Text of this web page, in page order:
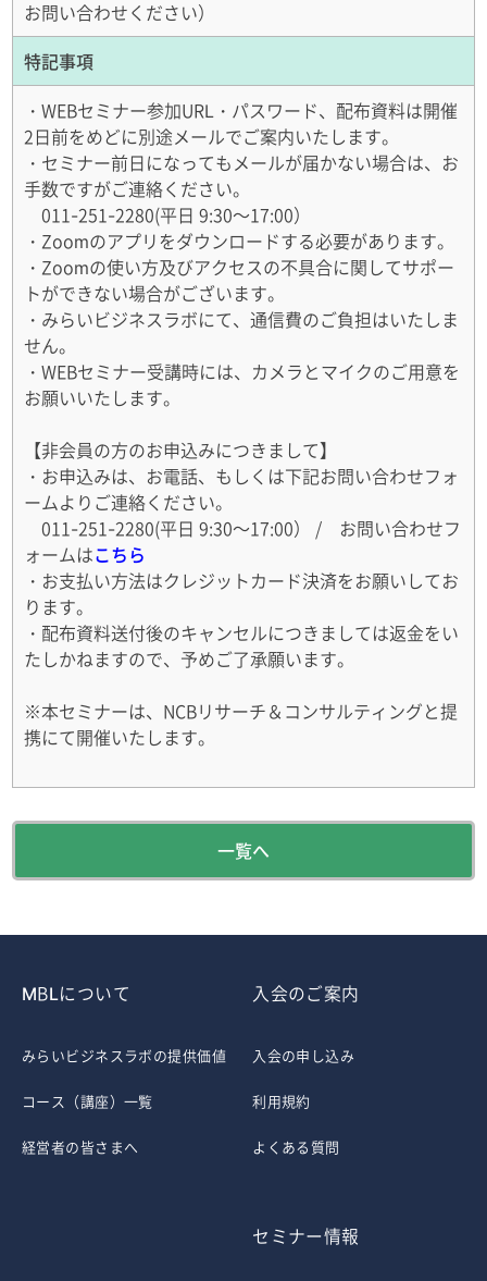
お問い合わせください）
特記事項
・WEBセミナー参加URL・パスワード、配布資料は開催
2日前をめどに別途メールでご案内いたします。
・セミナー前日になってもメールが届かない場合は、お
手数ですがご連絡ください。
011-251-2280(平日 9:30～17:00）
・Zoomのアプリをダウンロードする必要があります。
・Zoomの使い方及びアクセスの不具合に関してサポー
トができない場合がございます。
・みらいビジネスラボにて、通信費のご負担はいたしま
せん。
・WEBセミナー受講時には、カメラとマイクのご用意を
お願いいたします。
【非会員の方のお申込みにつきまして】
・お申込みは、お電話、もしくは下記お問い合わせフォ
ームよりご連絡ください。
011-251-2280(平日 9:30～17:00） / お問い合わせフ
ォームはこちら
・お支払い方法はクレジットカード決済をお願いしてお
ります。
・配布資料送付後のキャンセルにつきましては返金をい
たしかねますので、予めご了承願います。
※本セミナーは、NCBリサーチ＆コンサルティングと提
携にて開催いたします。
一覧へ
MBLについて
みらいビジネスラボの提供価値
コース（講座）一覧
経営者の皆さまへ
入会のご案内
入会の申し込み
利用規約
よくある質問
セミナー情報